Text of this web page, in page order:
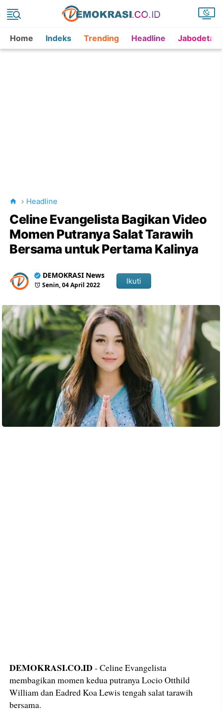
Home Indeks Trending Headline
Headline
Celine Evangelista Bagikan Video
Momen Putranya Salat Tarawih
Bersama untuk Pertama Kalinya
DEMOKRASI News
Senin, 04 April 2022 Ikuti
DEMOKRASI.CO.ID - Celine Evangelista
membagikan momen kedua putranya Locio Otthild
William dan Eadred Koa Lewis tengah salat tarawih
bersama.